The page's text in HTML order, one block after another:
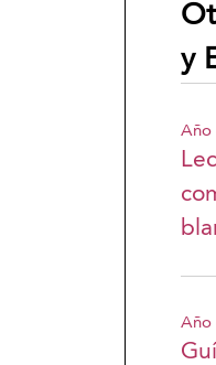
y
Año
Año